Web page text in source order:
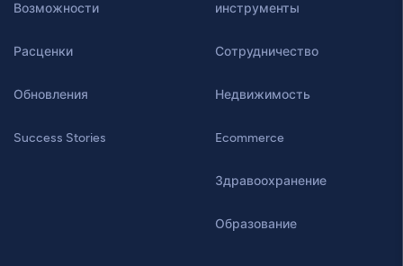
Возможности
Расценки
Обновления
Success Stories
инструменты
Сотрудничество
Недвижимость
Ecommerce
Здравоохранение
Образование